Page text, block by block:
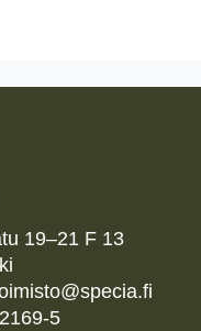
19–21 F 13
-5